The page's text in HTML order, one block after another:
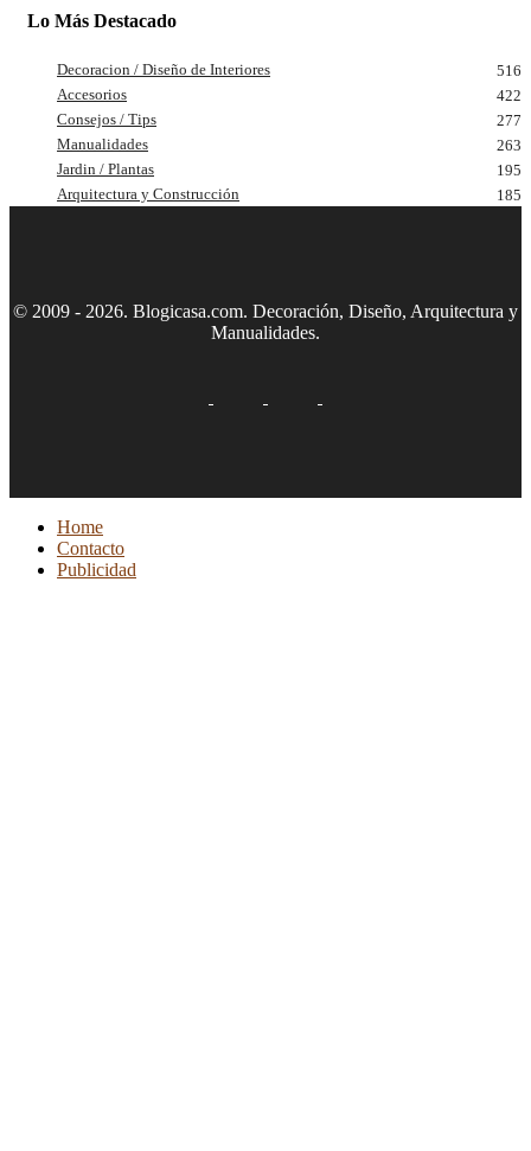
Lo Más Destacado
Decoracion / Diseño de Interiores
516
Accesorios
422
Consejos / Tips
277
Manualidades
263
Jardin / Plantas
195
Arquitectura y Construcción
185
© 2009 - 2026. Blogicasa.com. Decoración, Diseño, Arquitectura y
Manualidades.
Home
Contacto
Publicidad